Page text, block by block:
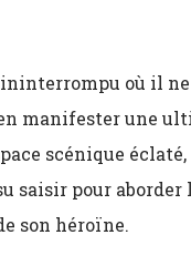
où il
manifester une
scénique
saisir pour
son héroïne.